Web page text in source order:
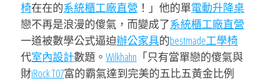
椅在在的系統櫃工廠直營 ！」他的單電動升降桌
戀不再是浪漫的傻氣，而變成了系統櫃工廠直營
一道被數學公式逼迫辦公家具的bestmade工學椅
代室內設計數題。 Wilkhahn 「只有當單戀的傻氣與
財iRock T07富的霸氣達到完美的五比五黃金比例